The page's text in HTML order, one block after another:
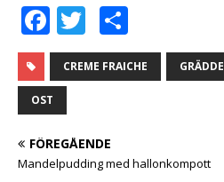
F
a
c
e
b
o
T
w
it
r
el
a
CREME FRAICHE GRÄDDE
OST
FÖREGÅENDE
Mandelpudding med hallonkompott